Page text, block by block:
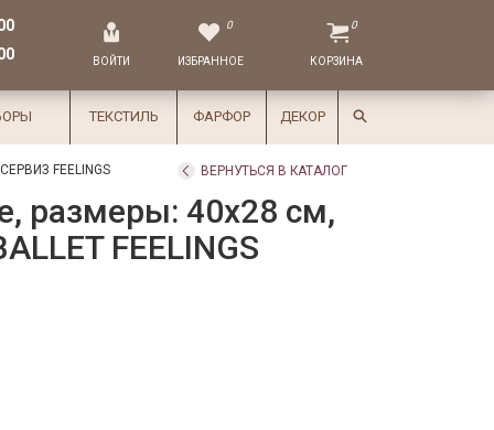
ВОЙТИ
0
ИЗБРАННОЕ
0
КОРЗИНА
ТЕКСТИЛЬ ФАРФОР ДЕКОР
FEELINGS ВЕРНУТЬСЯ В КАТАЛОГ
размеры: 40х28 см,
FEELINGS